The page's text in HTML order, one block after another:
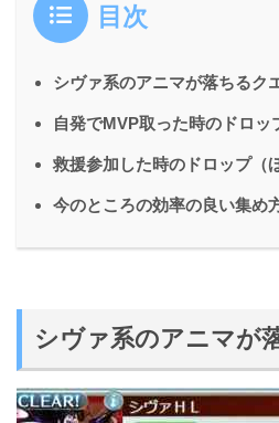
目次
シヴァ系のアニマが落ちるク
自発でMVP取った時のドロッ
救援参加した時のドロップ（
今のところの効率の良い集め
シヴァ系のアニマが